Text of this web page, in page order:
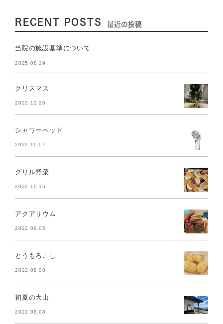
RECENT POSTS 最近の投稿
当院の施設基準について
2025.08.29
クリスマス
2022.12.25
シャワーヘッド
2022.11.17
グリル野菜
2022.10.15
アクアリウム
2022.09.05
とうもろこし
2022.08.08
初夏の大山
2022.08.08